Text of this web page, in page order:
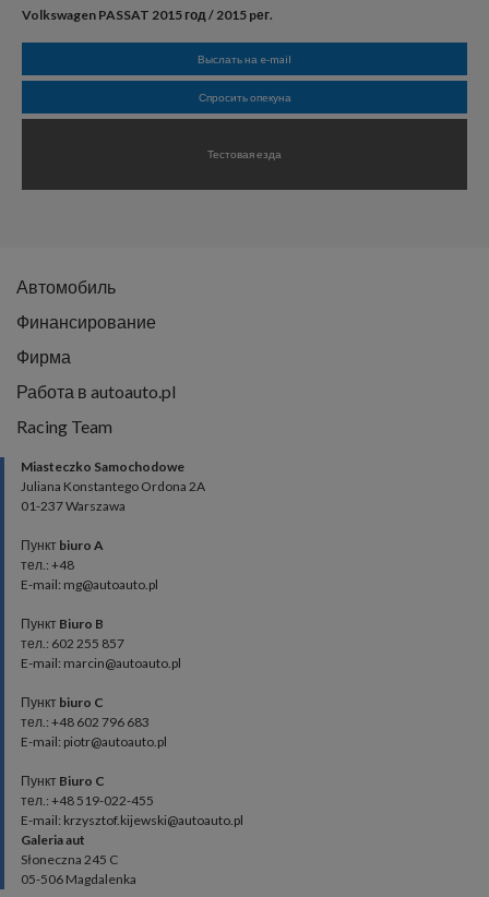
Volkswagen PASSAT 2015 год / 2015 pег.
Выслать на e-mail
Спросить опекуна
Тестовая езда
Автомобиль
Финансирование
Фирма
Работа в autoauto.pl
Racing Team
Miasteczko Samochodowe
Juliana Konstantego Ordona 2A
01-237 Warszawa
Пункт biuro A
тел.: +48
E-mail: mg@autoauto.pl
Пункт Biuro B
тел.: 602 255 857
E-mail: marcin@autoauto.pl
Пункт biuro C
тел.: +48 602 796 683
E-mail: piotr@autoauto.pl
Пункт Biuro C
тел.: +48 519-022-455
E-mail: krzysztof.kijewski@autoauto.pl
Galeria aut
Słoneczna 245 C
05-506 Magdalenka